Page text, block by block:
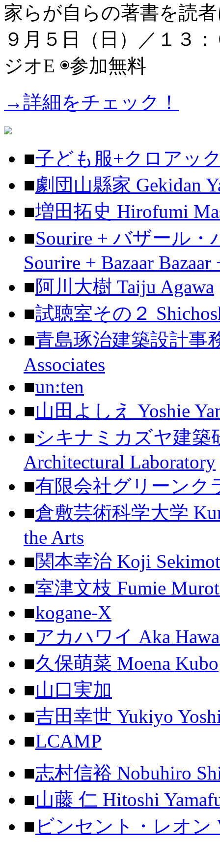
家らが自らの著書を読
９月５日（日）／１３
ジオE ◉参加無料
→詳細をチェック！
■子ども服+クロアッ
■劇団山縣家 Gekidan
■増田拓史 Hirofumi
■Sourire + バザール
Sourire + Bazaar
■阿川大樹 Taiju Agawa
■試聴室その２
■青島琢治建築設計事
Associates
■un:ten
■山田よしえ Yoshie
■シキナミカズヤ建築
Architectural Laboratory
■有限会社グリーンク
■倉敷芸術科学大学
the Arts
■関本幸治 Koji
■室津文枝 Fumie
■kogane-X
■アカハワイ Aka
■久保萌菜 Moena Kubo
■山口実加
■吉田幸世 Yukiyo
■LCAMP
■志村信裕 Nobuhiro
■山藤 仁 Hitoshi
■ ビンセント・レオン